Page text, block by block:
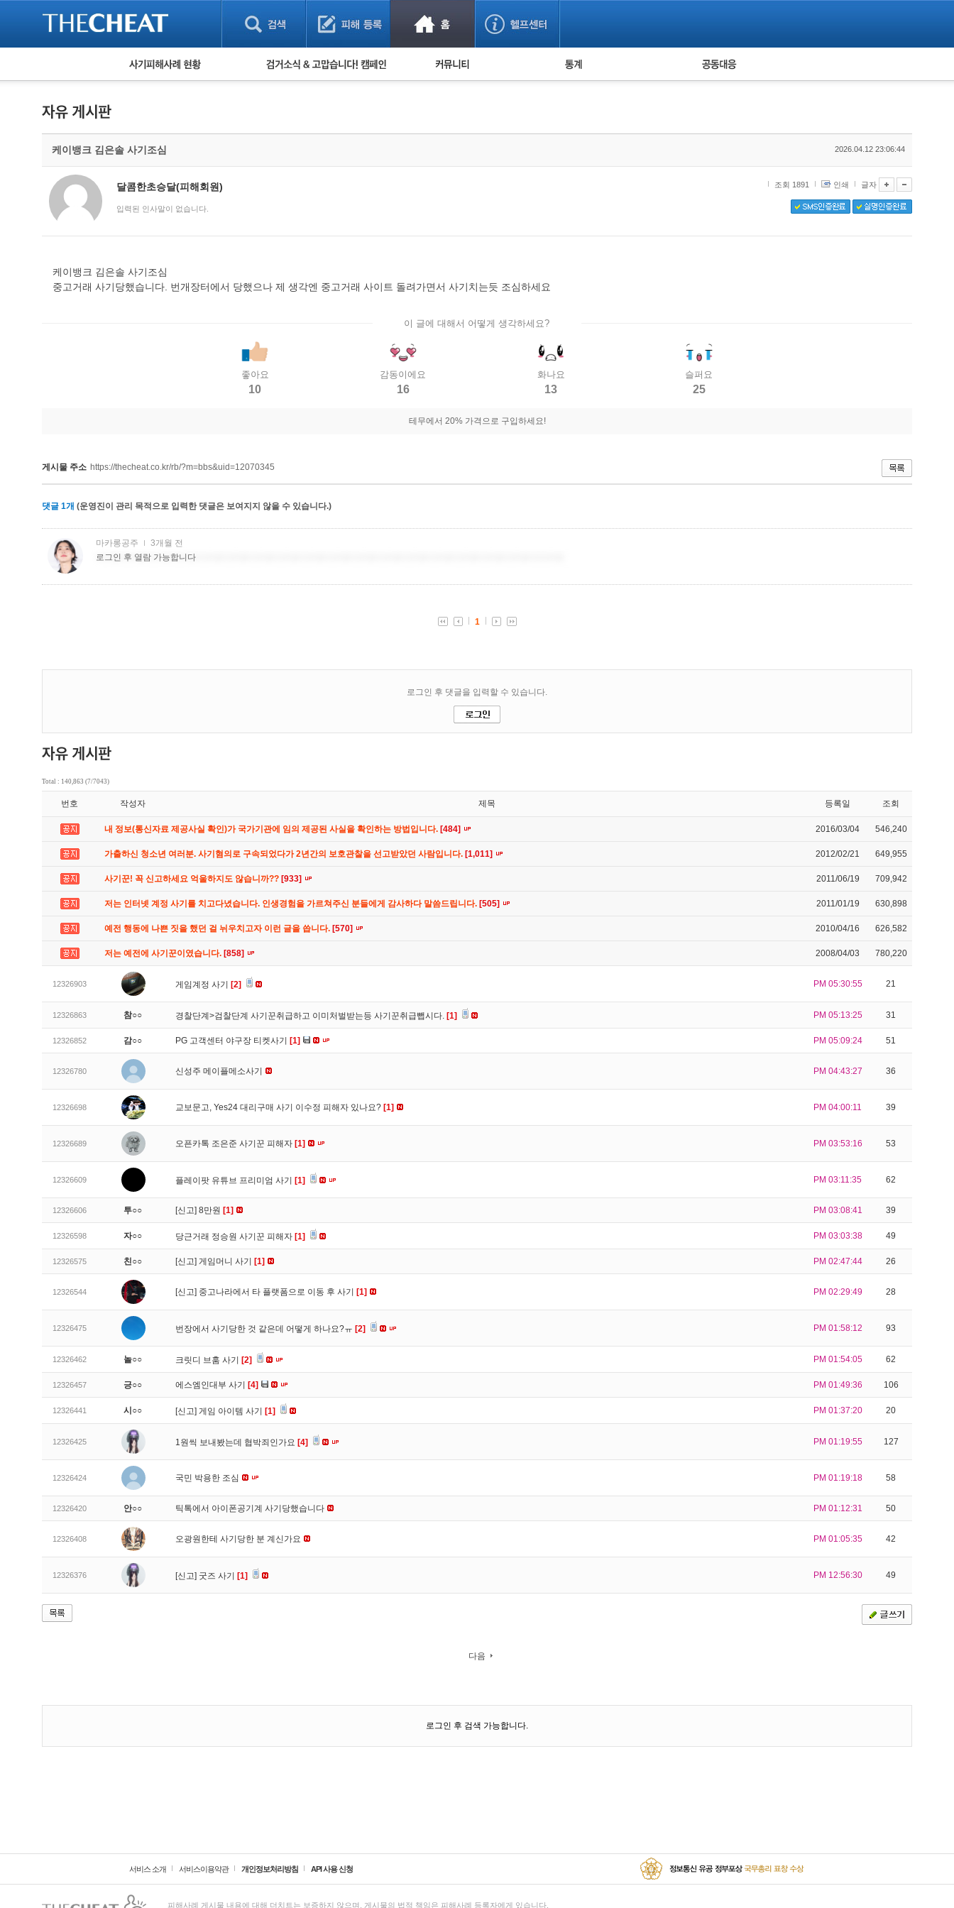
피해사례 현황
보이스피싱 피해사례
유해사이트 목록
비공개 피해사례
워킹홀리데이 피해사례
검거 소식 사기 예방했어요! 누적 피해사례 통계 피해자 공동대응
케이뱅크 김은솔 사기조심 2026.04.12 23:06:44
달콤한초승달(피해회원)
입력된 인사말이 없습니다.
조회 1891 인쇄 글자
케이뱅크 김은솔 사기조심
중고거래 사기당했습니다. 번개장터에서 당했으나 제 생각엔 중고거래 사이트 돌려가면서 사기치는듯 조심하세요
이 글에 대해서 어떻게 생각하세요?
좋아요
10
감동이에요
16
화나요
13
슬퍼요
25
테무에서 20% 가격으로 구입하세요!
게시물 주소 https://thecheat.co.kr/rb/?m=bbs&uid=12070345
댓글 1개 (운영진이 관리 목적으로 입력한 댓글은 보여지지 않을 수 있습니다.)
Total : 140,863 (7/7043)
번호 작성자 제목 등록일 조회
내 정보(통신자료 제공사실 확인)가 국가기관에 임의 제공된 사실을 확인하는 방법입니다. [484] 2016/03/04 546,240
가출하신 청소년 여러분. 사기혐의로 구속되었다가 2년간의 보호관찰을 선고받았던 사람입니다. [1,011] 2012/02/21 649,955
사기꾼! 꼭 신고하세요 억울하지도 않습니까?? [933] 2011/06/19 709,942
저는 인터넷 계정 사기를 치고다녔습니다. 인생경험을 가르쳐주신 분들에게 감사하다 말씀드립니다. [505] 2011/01/19 630,898
예전 행동에 나쁜 짓을 했던 걸 뉘우치고자 이런 글을 씁니다. [570] 2010/04/16 626,582
저는 예전에 사기꾼이였습니다. [858] 2008/04/03 780,220
12326903 게임계정 사기 [2] PM 05:30:55 21
12326863 참○○ 경찰단계>검찰단계 사기꾼취급하고 이미처벌받는등 사기꾼취급뺍시다. [1] PM 05:13:25 31
12326852 감○○ PG 고객센터 야구장 티켓사기 [1] PM 05:09:24 51
12326780 신성주 메이플메소사기 PM 04:43:27 36
12326698 교보문고, Yes24 대리구매 사기 이수정 피해자 있나요? [1] PM 04:00:11 39
12326689 오픈카톡 조은준 사기꾼 피해자 [1] PM 03:53:16 53
12326609 플레이팟 유튜브 프리미엄 사기 [1] PM 03:11:35 62
12326606 투○○ [신고] 8만원 [1] PM 03:08:41 39
12326598 자○○ 당근거래 정승원 사기꾼 피해자 [1] PM 03:03:38 49
12326575 친○○ [신고] 게임머니 사기 [1] PM 02:47:44 26
12326544 [신고] 중고나라에서 타 플랫폼으로 이동 후 사기 [1] PM 02:29:49 28
12326475 번장에서 사기당한 것 같은데 어떻게 하나요?ㅠ [2] PM 01:58:12 93
12326462 놀○○ 크릿디 브훔 사기 [2] PM 01:54:05 62
12326457 긍○○ 에스엠인대부 사기 [4] PM 01:49:36 106
12326441 시○○ [신고] 게임 아이템 사기 [1] PM 01:37:20 20
12326425 1원씩 보내봤는데 협박죄인가요 [4] PM 01:19:55 127
12326424 국민 박용한 조심 PM 01:19:18 58
12326420 안○○ 틱톡에서 아이폰공기계 사기당했습니다 PM 01:12:31 50
12326408 오광원한테 사기당한 분 계신가요 PM 01:05:35 42
12326376 [신고] 굿즈 사기 [1] PM 12:56:30 49
다음
로그인 후 검색 가능합니다.
서비스 소개 서비스이용약관 개인정보처리방침 API 사용 신청
피해사례 게시물 내용에 대해 더치트는 보증하지 않으며, 게시물의 법적 책임은 피해사례 등록자에게 있습니다.